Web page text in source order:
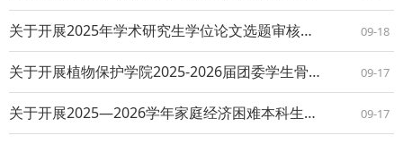
关于开展2025年学术研究生学位论文选题审核及开题论证的通知 09-18
关于开展植物保护学院2025-2026届团委学生骨干及学生会（研究生会）骨干换届工作的通知 09-17
关于开展2025—2026学年家庭经济困难本科生认定工作的通知 09-17